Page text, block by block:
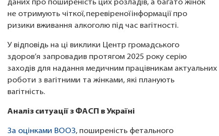
даних про поширеність цих розладів, а багато жінок
не отримують чіткої, перевіреної інформації про
ризики вживання алкоголю під час вагітності.
У відповідь на ці виклики Центр громадського
здоров’я запровадив протягом 2025 року серію
заходів для надання медичним працівникам
роботи з вагітними та жінками, які планують
вагітність.
Аналіз ситуації з ФАСП в Україні
За оцінками ВООЗ, поширеність фетального